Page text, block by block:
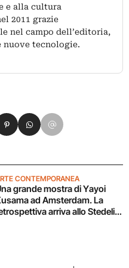
e alla cultura
2011 grazie
nel campo dell’editoria,
nuove tecnologie.
CONTEMPORANEA
grande mostra di Yayoi
ad Amsterdam. La
arriva allo Stedelijk
Xsu LinkedIn
su Pinterest
Condividi su WhatsApp
Condividi su Email